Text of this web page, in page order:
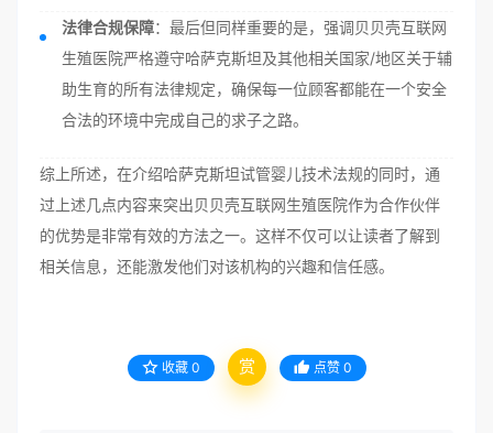
法律合规保障：最后但同样重要的是，强调贝贝壳互联网
生殖医院严格遵守哈萨克斯坦及其他相关国家/地区关于辅
助生育的所有法律规定，确保每一位顾客都能在一个安全
合法的环境中完成自己的求子之路。
综上所述，在介绍哈萨克斯坦试管婴儿技术法规的同时，通
过上述几点内容来突出贝贝壳互联网生殖医院作为合作伙伴
的优势是非常有效的方法之一。这样不仅可以让读者了解到
相关信息，还能激发他们对该机构的兴趣和信任感。
收藏 0 赏 点赞 0